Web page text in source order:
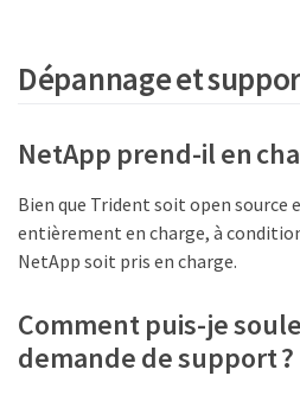
Dépannage et
NetApp prend-il en
Bien que Trident soit open
entièrement en charge, à
NetApp soit pris en charge.
Comment puis-je
demande de support ?